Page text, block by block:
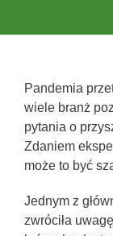
Pandemia
wiele branż
pytania o
Zdaniem
może to być
Jednym z
zwróciła